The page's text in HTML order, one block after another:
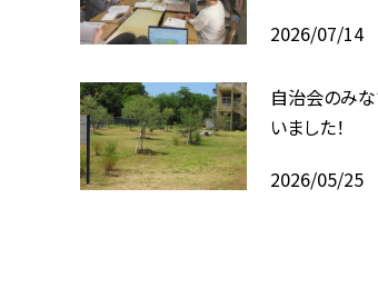
2026/07/14
自治会のみな
いました！
2026/05/25